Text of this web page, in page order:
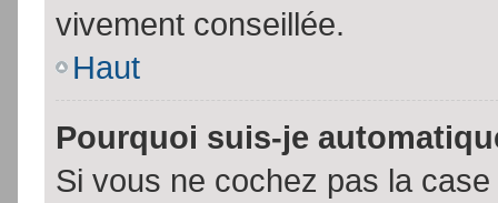
vivement conseillée.
Haut
Pourquoi suis-je
Si vous ne cochez pas la case